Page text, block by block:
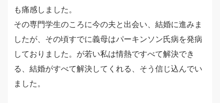
も痛感しました。
その専門学生のころに今の夫と出会い、結婚に進みま
したが、その頃すでに義母はパーキンソン氏病を発病
しておりました。が若い私は情熱ですべて解決でき
る、結婚がすべて解決してくれる、そう信じ込んでい
ました。